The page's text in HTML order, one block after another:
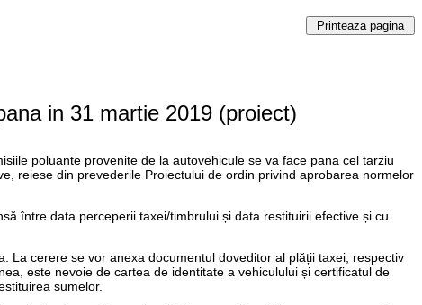
in 31 martie 2019 (proiect)
poluante provenite de la autovehicule se va face pana cel tarziu
reiese din prevederile Proiectului de ordin privind aprobarea normelor
între data perceperii taxei/timbrului și data restituirii efective și cu
La cerere se vor anexa documentul doveditor al plății taxei, respectiv
este nevoie de cartea de identitate a vehiculului și certificatul de
sumelor.